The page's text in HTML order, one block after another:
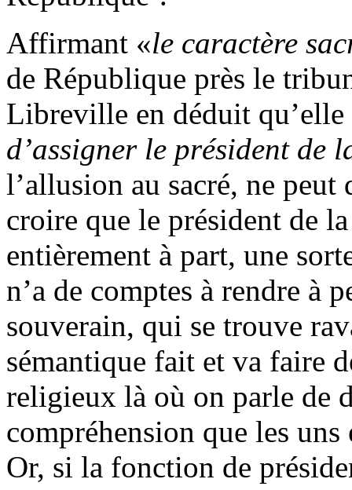
Affirmant «le caractère
de République près le
Libreville en déduit qu’elle
d’assigner le président de
l’allusion au sacré, ne
croire que le président de
entièrement à part, une
n’a de comptes à rendre à
souverain, qui se trouve
sémantique fait et va faire
religieux là où on parle de
compréhension que les
Or, si la fonction de